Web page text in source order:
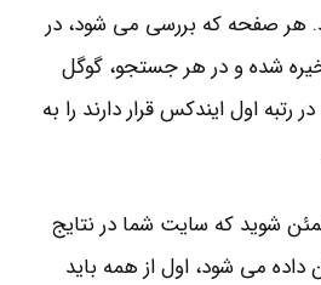
هر صفحه که بررسی می شود، در
شده و در هر جستجو، گوگل
اول ایندکس قرار دارند را به
شوید که سایت شما در نتایج
می شود، اول از همه باید